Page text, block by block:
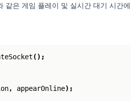
같은 게임 플레이 및 실시간 대기 시간
();
, appearOnline);